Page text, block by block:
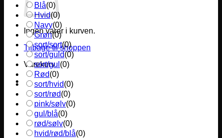
Ingen varer i kurven.
Tilbage til shoppen
Varekurv
Blå(0)
Hvid(0)
Navy(0)
Grøn(0)
sort/sort(0)
sort/guld(0)
sort/gul (0)
Rød(0)
sort/hvid(0)
sort/rød(0)
pink/sølv(0)
gul/blå(0)
rød/sølv(0)
hvid/rød/blå(0)